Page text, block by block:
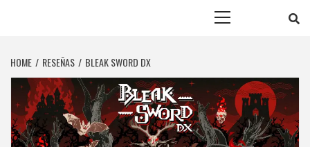
HOME RESEÑAS BLEAK SWORD DX